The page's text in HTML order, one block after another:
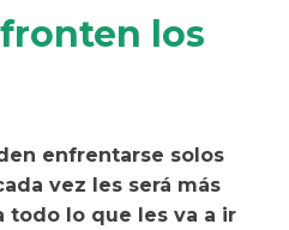
los
enfrentarse solos
vez les será más
todo lo que les va a ir